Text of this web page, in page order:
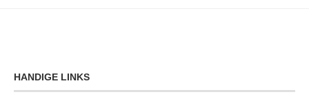
HANDIGE LINKS